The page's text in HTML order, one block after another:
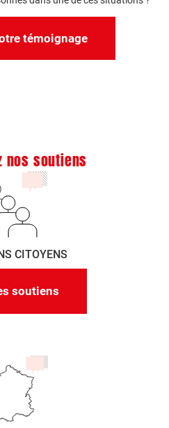
témoignage
nos soutiens
CITOYENS
soutiens